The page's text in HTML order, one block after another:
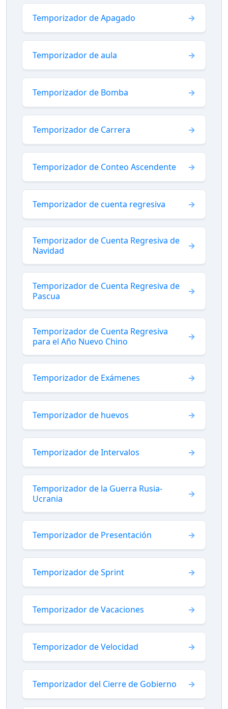
Temporizador de Apagado
Temporizador de aula
Temporizador de Bomba
Temporizador de Carrera
Temporizador de Conteo Ascendente
Temporizador de cuenta regresiva
Temporizador de Cuenta Regresiva de
Navidad
Temporizador de Cuenta Regresiva de
Pascua
Temporizador de Cuenta Regresiva
para el Año Nuevo Chino
Temporizador de Exámenes
Temporizador de huevos
Temporizador de Intervalos
Temporizador de la Guerra Rusia-
Ucrania
Temporizador de Presentación
Temporizador de Sprint
Temporizador de Vacaciones
Temporizador de Velocidad
Temporizador del Cierre de Gobierno